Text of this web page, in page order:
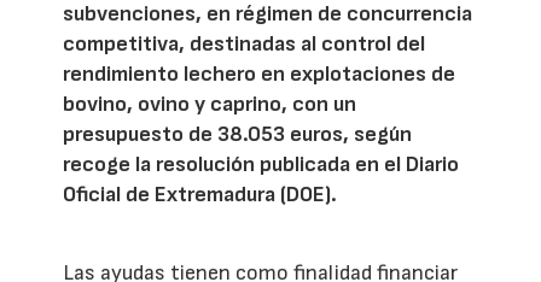
subvenciones, en régimen de concurrencia
competitiva, destinadas al control del
rendimiento lechero en explotaciones de
bovino, ovino y caprino, con un
presupuesto de 38.053 euros, según
recoge la resolución publicada en el Diario
Oficial de Extremadura (DOE).
Las ayudas tienen como finalidad financiar